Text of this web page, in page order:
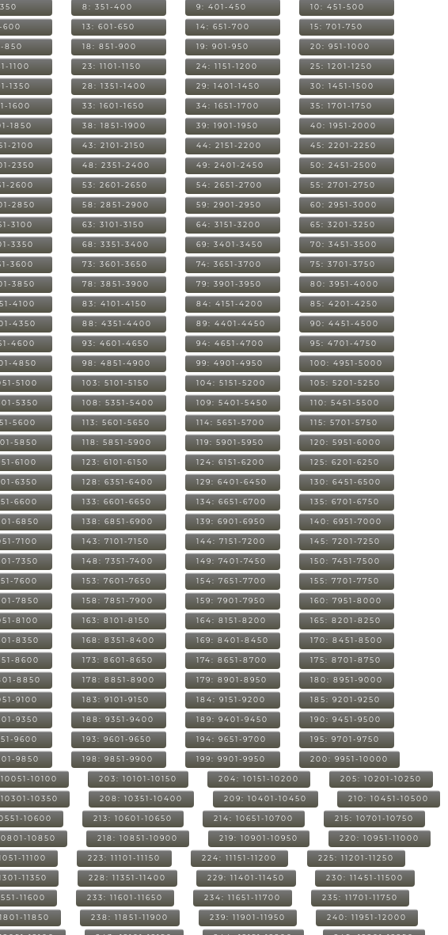
8: 351-400 9: 401-450 10: 451-500
600 13: 601-650 14: 651-700 15: 701-750
850 18: 851-900 19: 901-950 20: 951-1000
1100 23: 1101-1150 24: 1151-1200 25: 1201-1250
1350 28: 1351-1400 29: 1401-1450 30: 1451-1500
1600 33: 1601-1650 34: 1651-1700 35: 1701-1750
1850 38: 1851-1900 39: 1901-1950 40: 1951-2000
2100 43: 2101-2150 44: 2151-2200 45: 2201-2250
2350 48: 2351-2400 49: 2401-2450 50: 2451-2500
2600 53: 2601-2650 54: 2651-2700 55: 2701-2750
2850 58: 2851-2900 59: 2901-2950 60: 2951-3000
3100 63: 3101-3150 64: 3151-3200 65: 3201-3250
3350 68: 3351-3400 69: 3401-3450 70: 3451-3500
3600 73: 3601-3650 74: 3651-3700 75: 3701-3750
3850 78: 3851-3900 79: 3901-3950 80: 3951-4000
4100 83: 4101-4150 84: 4151-4200 85: 4201-4250
4350 88: 4351-4400 89: 4401-4450 90: 4451-4500
4600 93: 4601-4650 94: 4651-4700 95: 4701-4750
4850 98: 4851-4900 99: 4901-4950 100: 4951-5000
5100 103: 5101-5150 104: 5151-5200 105: 5201-5250
5350 108: 5351-5400 109: 5401-5450 110: 5451-5500
5600 113: 5601-5650 114: 5651-5700 115: 5701-5750
5850 118: 5851-5900 119: 5901-5950 120: 5951-6000
6100 123: 6101-6150 124: 6151-6200 125: 6201-6250
6350 128: 6351-6400 129: 6401-6450 130: 6451-6500
6600 133: 6601-6650 134: 6651-6700 135: 6701-6750
6850 138: 6851-6900 139: 6901-6950 140: 6951-7000
7100 143: 7101-7150 144: 7151-7200 145: 7201-7250
7350 148: 7351-7400 149: 7401-7450 150: 7451-7500
7600 153: 7601-7650 154: 7651-7700 155: 7701-7750
7850 158: 7851-7900 159: 7901-7950 160: 7951-8000
8100 163: 8101-8150 164: 8151-8200 165: 8201-8250
8350 168: 8351-8400 169: 8401-8450 170: 8451-8500
8600 173: 8601-8650 174: 8651-8700 175: 8701-8750
8850 178: 8851-8900 179: 8901-8950 180: 8951-9000
9100 183: 9101-9150 184: 9151-9200 185: 9201-9250
9350 188: 9351-9400 189: 9401-9450 190: 9451-9500
9600 193: 9601-9650 194: 9651-9700 195: 9701-9750
9850 198: 9851-9900 199: 9901-9950 200: 9951-10000
10100 203: 10101-10150 204: 10151-10200 205: 10201-10250
10350 208: 10351-10400 209: 10401-10450 210: 10451-10500
10600 213: 10601-10650 214: 10651-10700 215: 10701-10750
10850 218: 10851-10900 219: 10901-10950 220: 10951-11000
11100 223: 11101-11150 224: 11151-11200 225: 11201-11250
11350 228: 11351-11400 229: 11401-11450 230: 11451-11500
11600 233: 11601-11650 234: 11651-11700 235: 11701-11750
11850 238: 11851-11900 239: 11901-11950 240: 11951-12000